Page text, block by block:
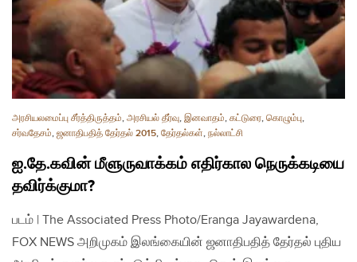
அரசியலமைப்பு சீர்த்திருத்தம், அரசியல் தீர்வு, இனவாதம், கட்டுரை, கொழும்பு,
சர்வதேசம், ஜனாதிபதித் தேர்தல் 2015, தேர்தல்கள், நல்லாட்சி
ஐ.தே.கவின் மீளுருவாக்கம் எதிர்கால நெருக்கடியை
தவிர்க்குமா?
படம் | The Associated Press Photo/Eranga Jayawardena,
FOX NEWS அறிமுகம் இலங்கையின் ஜனாதிபதித் தேர்தல் புதிய